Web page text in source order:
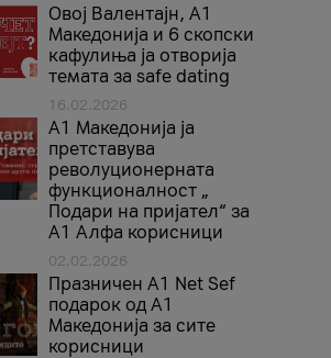
Овој Валентајн, A1
Македонија и 6 скопски
кафулиња ја отворија
темата за safe dating
16.02.2026
А1 Македонија ја
претставува
револуционерната
функционалност „
Подари на пријател“ за
А1 Алфа корисници
02.02.2026
Празничен A1 Net Sеf
подарок од А1
Македонија за сите
корисници